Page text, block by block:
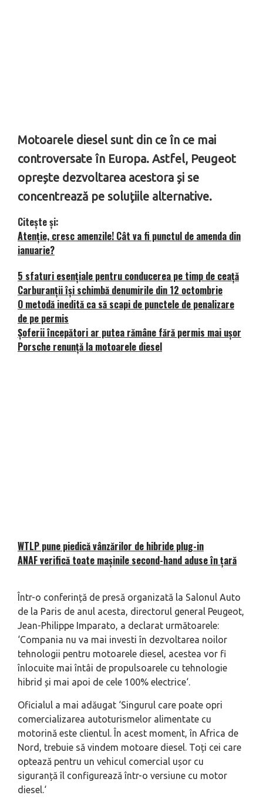
Motoarele diesel sunt din ce în ce mai
controversate în Europa. Astfel, Peugeot
oprește dezvoltarea acestora și se
concentrează pe soluțiile alternative.
Citește și:
Atenție, cresc amenzile! Cât va fi punctul de amenda din
ianuarie?
5 sfaturi esențiale pentru conducerea pe timp de ceață
Carburanții își schimbă denumirile din 12 octombrie
O metodă inedită ca să scapi de punctele de penalizare
de pe permis
Șoferii începători ar putea rămâne fără permis mai ușor
Porsche renunță la motoarele diesel
WTLP pune piedică vânzărilor de hibride plug-in
ANAF verifică toate mașinile second-hand aduse în țară
Într-o conferință de presă organizată la Salonul Auto
de la Paris de anul acesta, directorul general Peugeot,
Jean-Philippe Imparato, a declarat următoarele:
‘Compania nu va mai investi în dezvoltarea noilor
tehnologii pentru motoarele diesel, acestea vor fi
înlocuite mai întâi de propulsoarele cu tehnologie
hibrid și mai apoi de cele 100% electrice‘.
Oficialul a mai adăugat ‘Singurul care poate opri
comercializarea autoturismelor alimentate cu
motorină este clientul. În acest moment, în Africa de
Nord, trebuie să vindem motoare diesel. Toți cei care
optează pentru un vehicul comercial ușor cu
siguranță îl configurează într-o versiune cu motor
diesel.‘